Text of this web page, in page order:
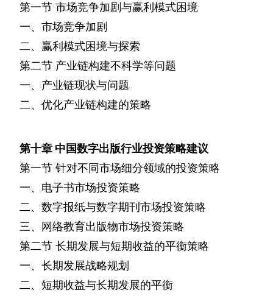
第一节 市场竞争加剧与赢利模式困境
一、市场竞争加剧
二、赢利模式困境与探索
第二节 产业链构建不科学等问题
一、产业链现状与问题
二、优化产业链构建的策略
第十章 中国数字出版行业投资策略建议
第一节 针对不同市场细分领域的投资策略
一、电子书市场投资策略
二、数字报纸与数字期刊市场投资策略
三、网络教育出版物市场投资策略
第二节 长期发展与短期收益的平衡策略
一、长期发展战略规划
二、短期收益与长期发展的平衡